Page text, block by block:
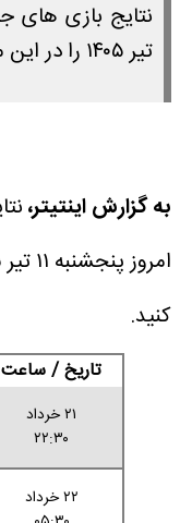
تیر ۱۴۰۵ را در این مطلب مشاهده می کنید.
به گزارش اینتیتر،
کنید.
تاریخ / ساعت
۲۱ خرداد
۲۲:۳۰
۲۲ خرداد